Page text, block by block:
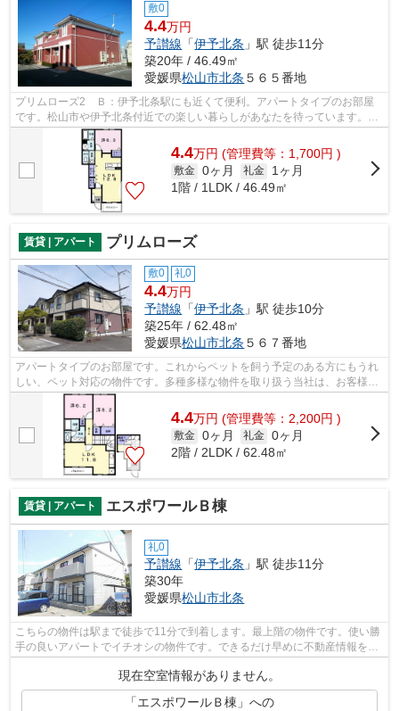
敷0
4.4万円
予讃線 「伊予北条 」駅 徒歩11分
築20年 / 46.49㎡
愛媛県松山市北条 ５６５番地
プリムローズ2 Ｂ：伊予北条駅にも近くて便利。アパートタイプのお部屋
です。松山市や伊予北条付近での楽しい暮らしがあなたを待っています。素
敵なお部屋を私達と一緒に見つけるため...
4.4万円 (管理費等：1,700円 )
敷金 0ヶ月 礼金
1ヶ月
1階 / 1LDK / 46.49㎡
賃貸 | アパート プリムローズ
敷0 礼0
4.4万円
予讃線 「伊予北条 」駅 徒歩10分
築25年 / 62.48㎡
愛媛県松山市北条 ５６７番地
アパートタイプのお部屋です。これからペットを飼う予定のある方にもうれ
しい、ペット対応の物件です。多種多様な物件を取り扱う当社は、お客様の
ご希望に適した物件のご紹介をさせて...
4.4万円 (管理費等：2,200円 )
敷金 0ヶ月 礼金 0ヶ月
2階 / 2LDK / 62.48㎡
賃貸 | アパート エスポワールＢ棟
礼0
予讃線 「伊予北条 」駅 徒歩11分
築30年
愛媛県松山市北条
こちらの物件は駅まで徒歩で11分で到着します。最上階の物件です。使い勝
手の良いアパートでイチオシの物件です。できるだけ早めに不動産情報を集
めたい方は当社スタッフまでご連絡く...
現在空室情報がありません。
「エスポワールＢ棟」への